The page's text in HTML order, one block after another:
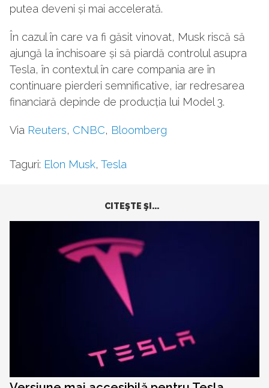
putea deveni și mai accelerată.
În cazul în care va fi găsit vinovat, Musk riscă să
ajungă la închisoare și să piardă controlul asupra
Tesla, în contextul în care compania are în
continuare pierderi semnificative, iar redresarea
financiară depinde de producția lui Model 3.
Via Reuters, CNBC, Bloomberg
Taguri: Elon Musk, Tesla
CITEŞTE ŞI...